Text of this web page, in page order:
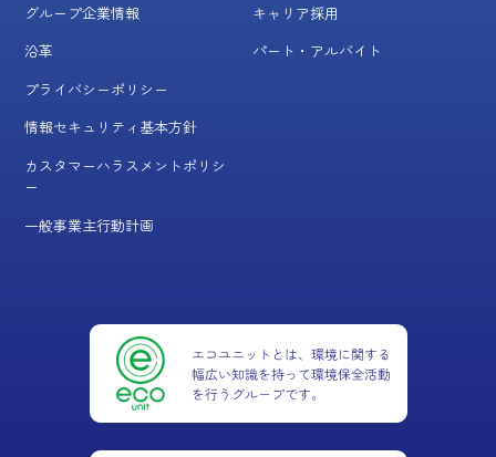
グループ企業情報
沿革
プライバシーポリシー
情報セキュリティ基本方針
カスタマーハラスメントポリシ
ー
一般事業主行動計画
キャリア採用
パート・アルバイト